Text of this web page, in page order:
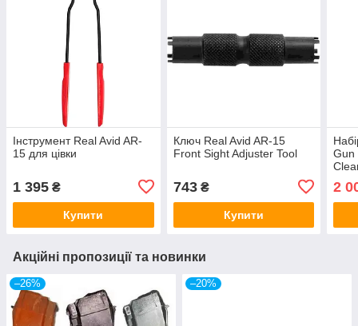
Інструмент Real Avid AR-
15 для цівки
1 395 ₴
Купити
Ключ Real Avid AR-15
Front Sight Adjuster Tool
743₴
Купити
Gun
2
Акційні пропозиції та новинки
–26% –20%